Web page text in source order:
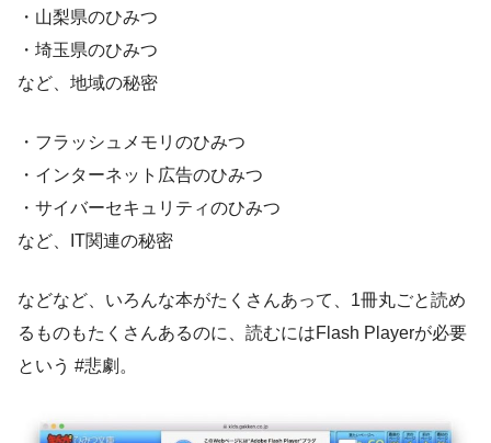
・山梨県のひみつ
・埼玉県のひみつ
など、地域の秘密
・フラッシュメモリのひみつ
・インターネット広告のひみつ
・サイバーセキュリティのひみつ
など、IT関連の秘密
などなど、いろんな本がたくさんあって、1冊丸ごと読め
るものもたくさんあるのに、読むにはFlash Playerが必要
という #悲劇。